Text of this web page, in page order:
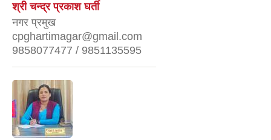
श्री चन्द्र प्रकाश घर्ती
नगर प्रमुख
cpghartimagar@gmail.com
9858077477 / 9851135595